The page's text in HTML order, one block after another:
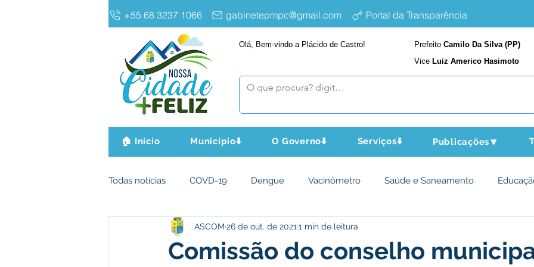
+55 68 3237 1066 gabinetepmpc@gmail.com Portal da Transparência
Olá, Bem-vindo a Plácido de Castro! Prefeito Camilo Da Silva (PP)
Vice Luiz Americo Hasimoto
🏠 Início Município⬇️ O Governo⬇️ Serviços⬇️ Publicações🔽
Todas notícias COVD-19 Dengue Vacinômetro Saúde e Saneamento
Infraestrutura e Obras Agricultura e Meio Ambiente
Comissão do conselho
ASCOM 26 de out. de 2021 1 min de leitura